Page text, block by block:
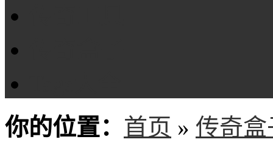
你的位置： 首页 » 传奇盒